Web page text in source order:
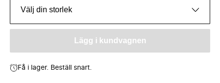
Välj din storlek
Lägg i kundvagnen
Få i lager. Beställ snart.